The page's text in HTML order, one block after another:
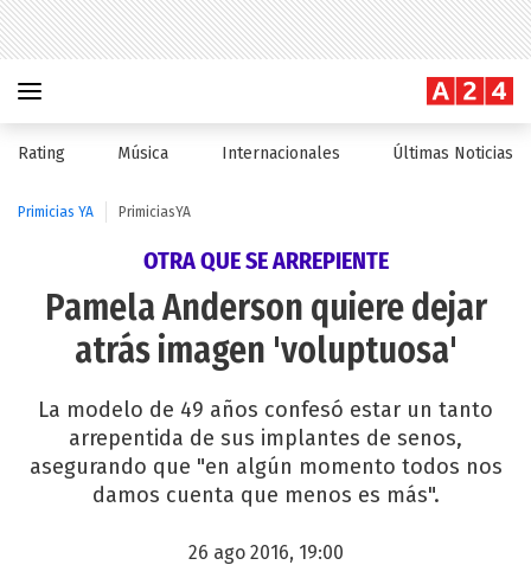
Rating Música Internacionales Últimas Noticias
Primicias YA PrimiciasYA
OTRA QUE SE ARREPIENTE
Pamela Anderson quiere dejar
atrás imagen 'voluptuosa'
La modelo de 49 años confesó estar un tanto
arrepentida de sus implantes de senos,
asegurando que "en algún momento todos nos
damos cuenta que menos es más".
26 ago 2016, 19:00